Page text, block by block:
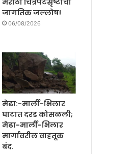
जागतिक जल्लोष!
06/08/2026
मेढा:-मार्ली-भिलार
घाटात दरड कोसळली;
मेढा-मार्ली-भिलार
मार्गावरील वाहतूक
बंद.